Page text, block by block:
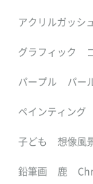
アクリルガッシ
グラフィック
パープル パー
ペインティング
子ども 想像風
鉛筆画 鹿